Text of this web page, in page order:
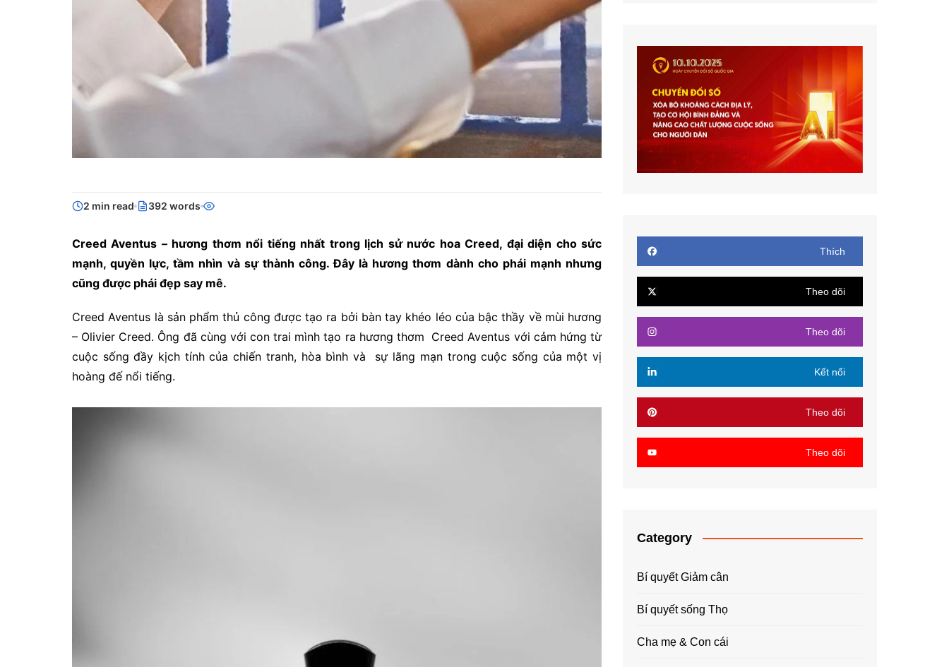
2 min read 392 words
Creed Aventus – hương thơm nổi tiếng nhất trong lịch sử nước hoa Creed, đại diện cho sức
mạnh, quyền lực, tầm nhìn và sự thành công. Đây là hương thơm dành cho phái mạnh nhưng
cũng được phái đẹp say mê.
Creed Aventus là sản phẩm thủ công được tạo ra bởi bàn tay khéo léo của bậc thầy về mùi hương
– Olivier Creed. Ông đã cùng với con trai mình tạo ra hương thơm Creed Aventus với cảm hứng từ
cuộc sống đầy kịch tính của chiến tranh, hòa bình và sự lãng mạn trong cuộc sống của một vị
hoàng đế nổi tiếng.
Thích
Theo dõi
Theo dõi
Kết nối
Theo dõi
Theo dõi
Category
Bí quyết Giảm cân
Bí quyết sống Thọ
Cha mẹ & Con cái